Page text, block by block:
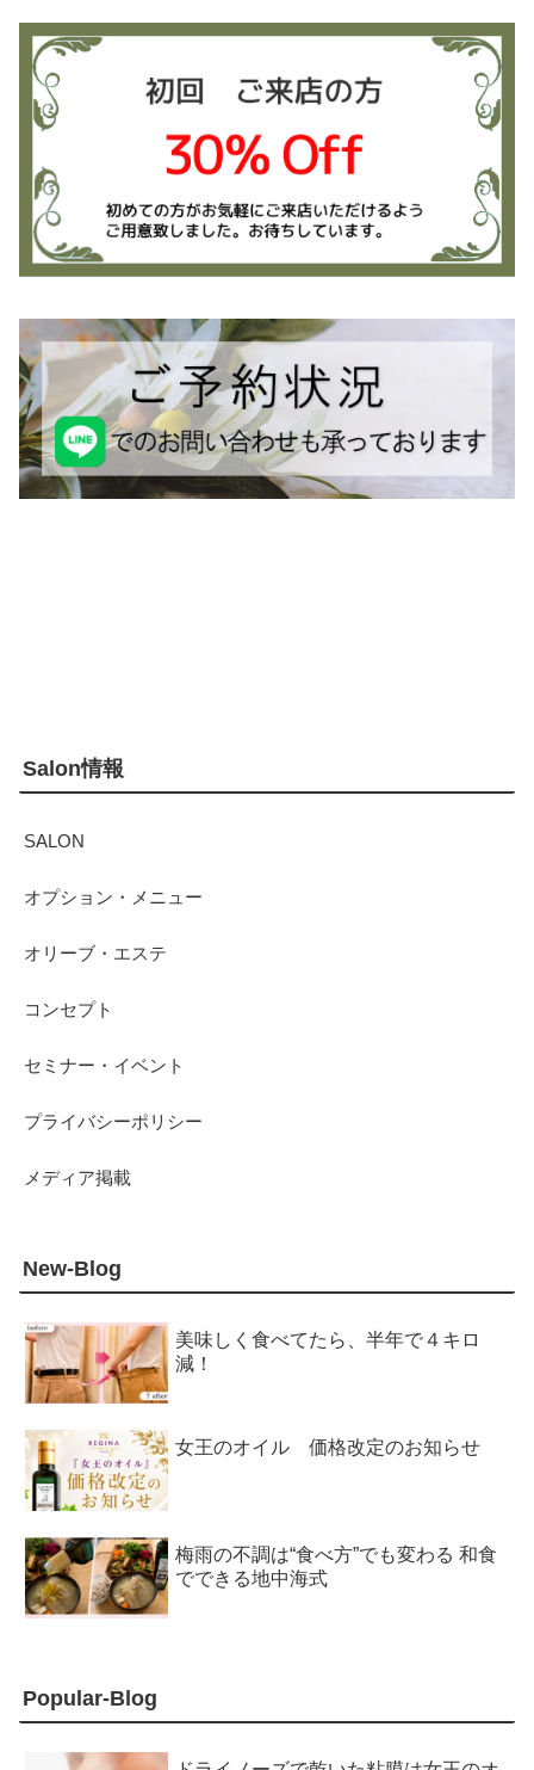
Salon情報
SALON
オプション・メニュー
オリーブ・エステ
コンセプト
セミナー・イベント
プライバシーポリシー
メディア掲載
New-Blog
美味しく食べてたら、半年で４キロ
減！
女王のオイル 価格改定のお知らせ
梅雨の不調は“食べ方”でも変わる 和食
でできる地中海式
Popular-Blog